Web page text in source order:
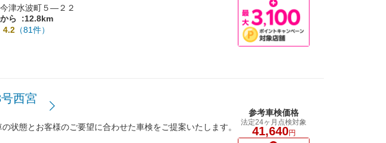
津水波町５―２２
ら
:12.8km
4.2 （81件）
西宮
状態とお客様のご要望に合わせた車検をご提案いたします。
参考車検価格
法定24ヶ月点検対象
41,640円